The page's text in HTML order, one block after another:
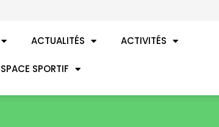
ACTUALITÉS ACTIVITÉS
SPORTIF